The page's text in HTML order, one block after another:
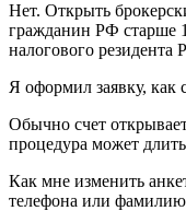
Нет. Открыть
гражданин РФ старше
налогового резидента
Я оформил заявку, как
Обычно счет
процедура может
Как мне изменить
телефона или